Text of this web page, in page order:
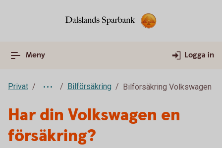
Meny Logga in
Privat Bilförsäkring Bilförsäkring Volkswagen
Har din Volkswagen en
försäkring?